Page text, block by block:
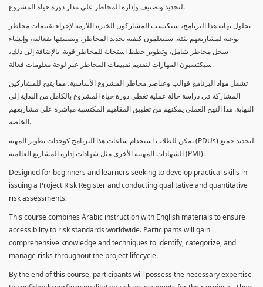
لتحديد وتصنيف وإدارة المخاطر على مدار دورة حياة المشروع.
بحلول نهاية هذا البرنامج، سيكتسب المشاركون الخبرة اللازمة لإجراء تقييمات مخاطر
نوعية لمشاريعهم بثقة. سيتعلمون كيفية تحديد المخاطر، وتصنيفها بفعالية، وإنشاء
سجل مخاطر شامل، وتطوير خطط استجابة للمخاطر قوية. بالإضافة إلى ذلك،
سيكتسبون المهارات لتقديم تقييمات المخاطر عبر لوحة معلومات فعالة.
تشمل مواد البرنامج قوالب وعناصر مخاطر المشروع الأساسية، مما يتيح للمشاركين
المشاركة في دراسة حالة عملية تغطي دورة حياة المشروع بالكامل من البداية إلى
النهاية. هذا النهج العملي يمكنهم من تطبيق المفاهيم المكتسبة مباشرة على مشاريعهم
الخاصة.
يمكن للطلاب استخدام ساعات هذا البرنامج كوحدات تطوير المهنة (PDUs) لتجديد جميع
الشهادات المهنية الأخرى مثل شهادات إدارة المشاريع العالمية (PMI).
Designed for beginners and learners seeking to develop practical skills in
issuing a Project Risk Register and conducting qualitative and quantitative
risk assessments.
This course combines Arabic instruction with English materials to ensure
accessibility to risk standards worldwide. Participants will gain
comprehensive knowledge and techniques to identify, categorize, and
manage risks throughout the project lifecycle.
By the end of this course, participants will possess the necessary expertise